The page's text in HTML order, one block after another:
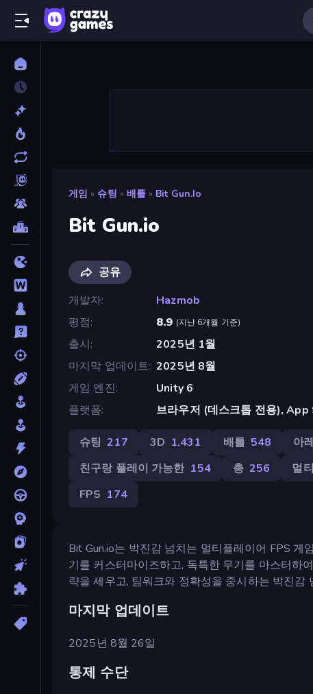
게임 » 슈팅 » 배틀 » Bit Gun.io
Bit Gun.io
공유
개발자
Hazmob
평점
8.9 (지난 6개월 기준)
출시
2025년 1월
마지막 업데이트 2025년 8월
게임 엔진
Unity 6
플랫폼
브라우저 (데스크톱 전용),
슈팅 217 3D 1,431 배틀 548 아
친구랑 플레이 가능한 154 총 256 멀
FPS 174
Bit Gun.io는 박진감 넘치는 멀티플레이어 FPS
기를 커스터마이즈하고, 독특한 무기를 마스터하
략을 세우고, 팀워크와 정확성을 중시하는 박진감
마지막 업데이트
2025년 8월 26일
통제 수단